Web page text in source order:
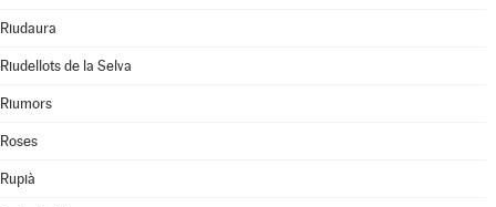
Riudaura
Riudellots de la Selva
Riumors
Roses
Rupià